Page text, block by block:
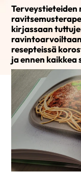
Terveystieteiden
kirjassaan
resepteissä
ja ennen kaikkea